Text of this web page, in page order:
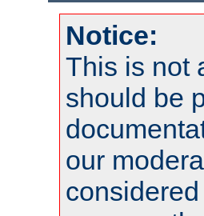
Notice:
This is not
should be
our